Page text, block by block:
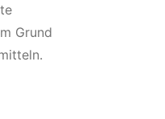
Grund